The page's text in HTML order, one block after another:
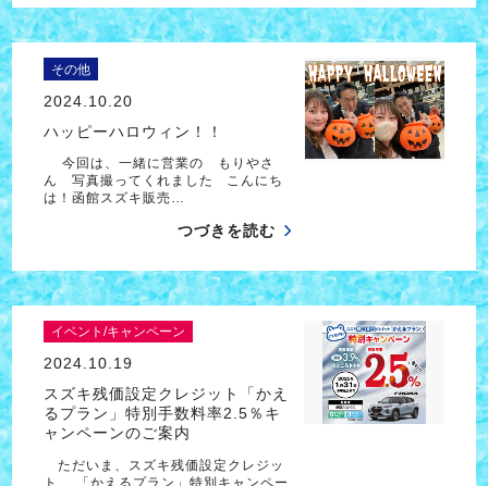
その他
2024.10.20
ハッピーハロウィン！！
今回は、一緒に営業の もりやさ
ん 写真撮ってくれました こんにち
は！函館スズキ販売…
つづきを読む
イベント/キャンペーン
2024.10.19
スズキ残価設定クレジット「かえ
るプラン」特別手数料率2.5％キ
ャンペーンのご案内
ただいま、スズキ残価設定クレジッ
ト 「かえるプラン」特別キャンペー